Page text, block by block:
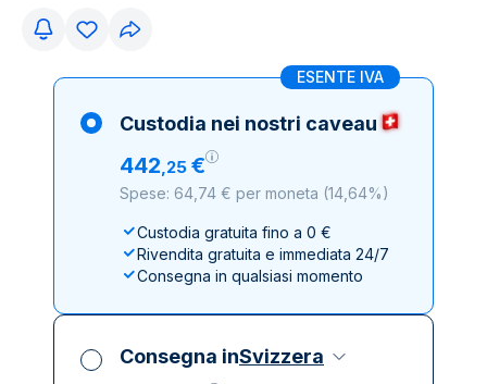
ESENTE IVA
Custodia nei nostri caveau
442,25 €
Spese: 64,74 € per moneta (14,64%)
Custodia gratuita fino a 0 €
Rivendita gratuita e immediata 24/7
Consegna in qualsiasi momento
Consegna inSvizzera